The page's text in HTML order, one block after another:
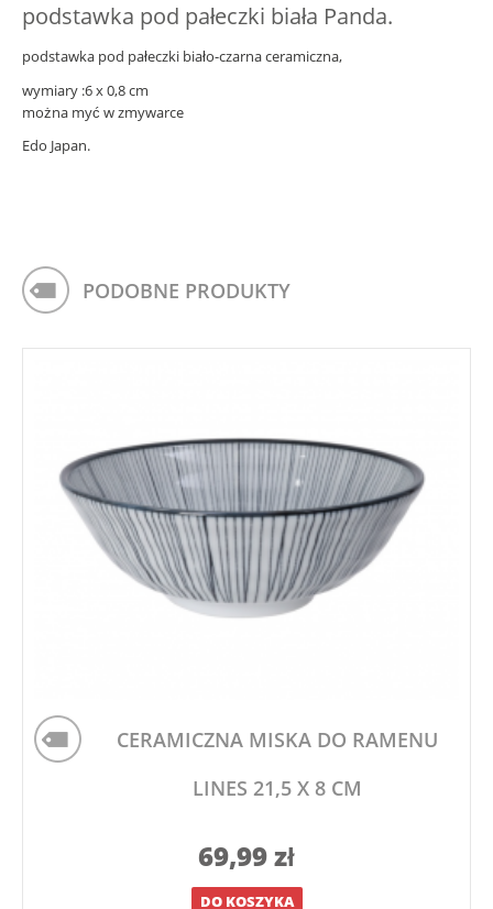
podstawka pod pałeczki biała Panda.
podstawka pod pałeczki biało-czarna ceramiczna,
wymiary :6 x 0,8 cm
można myć w zmywarce
Edo Japan.
PODOBNE PRODUKTY
CERAMICZNA MISKA DO RAMENU
LINES 21,5 X 8 CM
69,99zł
DO KOSZYKA